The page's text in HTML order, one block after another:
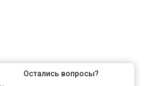
Остались вопросы?